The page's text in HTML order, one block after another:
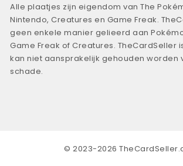
Alle plaatjes zijn eigendom van The
Nintendo, Creatures en Game Freak.
geen enkele manier gelieerd aan
Game Freak of Creatures. TheCardSeller
kan niet aansprakelijk gehouden worden
schade.
© 2023-2026